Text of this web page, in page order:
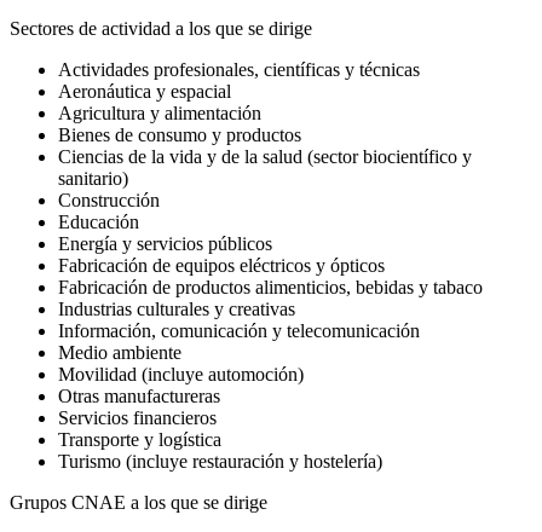
Sectores de actividad a los que se dirige
Actividades profesionales, científicas y técnicas
Aeronáutica y espacial
Agricultura y alimentación
Bienes de consumo y productos
Ciencias de la vida y de la salud (sector biocientífico y
sanitario)
Construcción
Educación
Energía y servicios públicos
Fabricación de equipos eléctricos y ópticos
Fabricación de productos alimenticios, bebidas y tabaco
Industrias culturales y creativas
Información, comunicación y telecomunicación
Medio ambiente
Movilidad (incluye automoción)
Otras manufactureras
Servicios financieros
Transporte y logística
Turismo (incluye restauración y hostelería)
Grupos CNAE a los que se dirige